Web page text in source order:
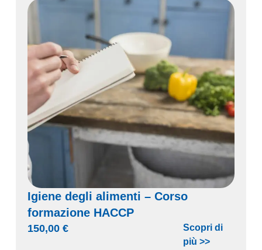
Igiene degli alimenti – Corso
formazione HACCP
150,00 €
Scopri di
più >>